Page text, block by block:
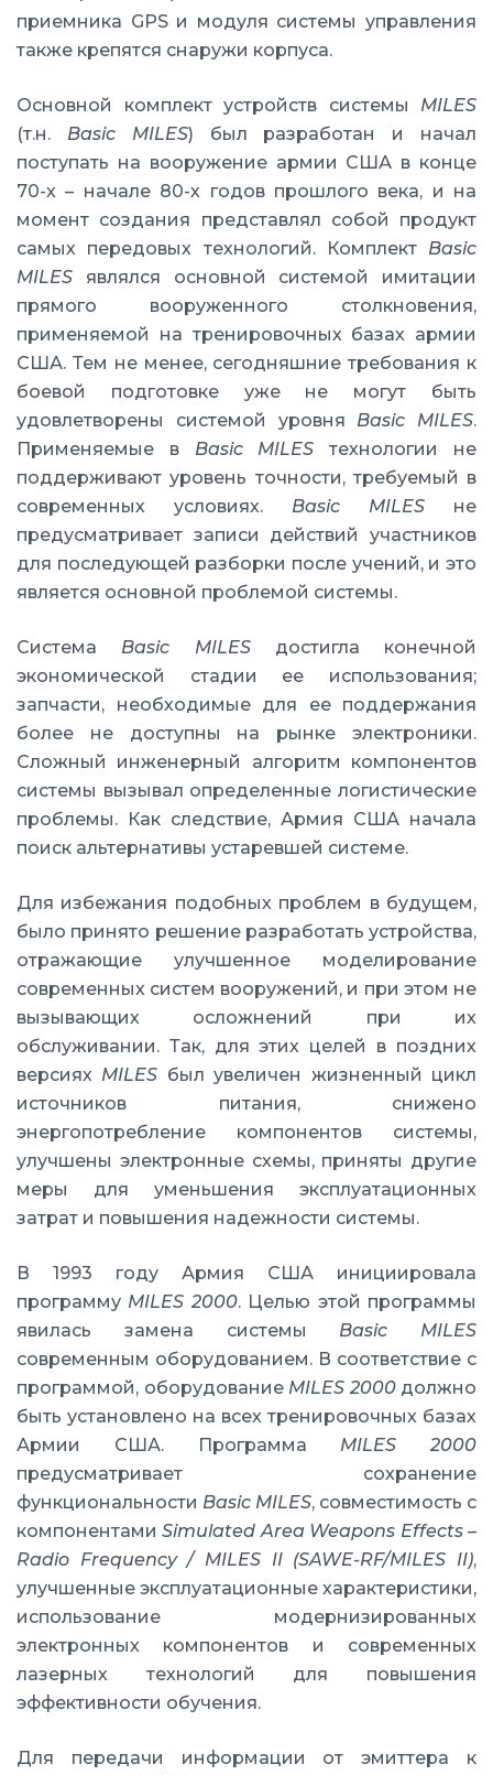
приемника GPS и модуля системы управления
также крепятся снаружи корпуса.
Основной комплект устройств системы MILES
(т.н. Basic MILES) был разработан и начал
поступать на вооружение армии США в конце
70-х – начале 80-х годов прошлого века, и на
момент создания представлял собой продукт
самых передовых технологий. Комплект Basic
MILES являлся основной системой имитации
прямого вооруженного столкновения,
применяемой на тренировочных базах армии
США. Тем не менее, сегодняшние требования к
боевой подготовке уже не могут быть
удовлетворены системой уровня Basic MILES.
Применяемые в Basic MILES технологии не
поддерживают уровень точности, требуемый в
современных условиях. Basic MILES не
предусматривает записи действий участников
для последующей разборки после учений, и это
является основной проблемой системы.
Система Basic MILESдостигла конечной
экономической стадии ее использования;
запчасти, необходимые для ее поддержания
более не доступны на рынке электроники.
Сложный инженерный алгоритм компонентов
системы вызывал определенные логистические
проблемы. Как следствие, Армия США начала
поиск альтернативы устаревшей системе.
Для избежания подобных проблем в будущем,
было принято решение разработать устройства,
отражающие улучшенное моделирование
современных систем вооружений, и при этом не
вызывающих осложнений при их
обслуживании. Так, для этих целей в поздних
версиях MILES был увеличен жизненный цикл
источников питания, снижено
энергопотребление компонентов системы,
улучшены электронные схемы, приняты другие
меры для уменьшения эксплуатационных
затрат и повышения надежности системы.
В 1993 году Армия США инициировала
программу MILES 2000. Целью этой программы
явилась замена системы Basic MILES
современным оборудованием. В соответствие с
программой, оборудование MILES 2000должно
быть установлено на всех тренировочных базах
Армии США. Программа MILES 2000
предусматривает сохранение
функциональности Basic MILES, совместимость с
компонентамиSimulated Area Weapons Effects –
Radio Frequency / MILES II (SAWE-RF/MILES II),
улучшенные эксплуатационные характеристики,
использование модернизированных
электронных компонентов и современных
лазерных технологий для повышения
эффективности обучения.
Для передачи информации от эмиттера к